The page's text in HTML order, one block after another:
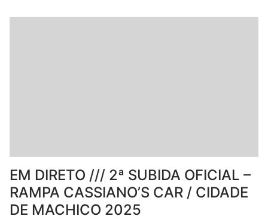
EM DIRETO /// 2ª SUBIDA OFICIAL –
RAMPA CASSIANO’S CAR / CIDADE
DE MACHICO 2025